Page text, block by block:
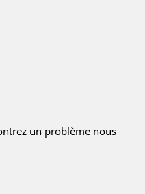
un problème nous